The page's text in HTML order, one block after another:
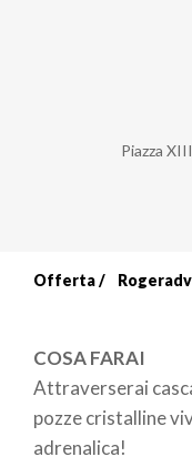
Piazza
Briciole
di
pane
Offerta
COSA FARAI
Attraverserai
pozze cristalline
adrenalica!